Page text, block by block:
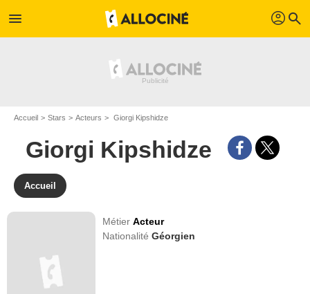
menu profil search
Accueil Stars Acteurs Giorgi Kipshidze
Giorgi Kipshidze
Accueil
MétierActeur
NationalitéGéorgien